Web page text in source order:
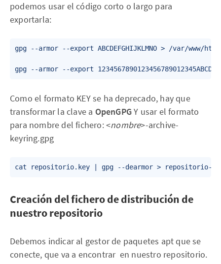
podemos usar el código corto o largo para
exportarla:
gpg --armor --export ABCDEFGHIJKLMNO > /var/
‌Como el formato KEY se ha deprecado, hay que
transformar la clave a OpenGPGY usar el formato
para nombre del fichero: <nombre>-archive-
keyring.gpg
cat repositorio.key | gpg --dearmor > repositorio-
Creación del fichero de distribución de
nuestro repositorio
Debemos indicar al gestor de paquetes apt que se
conecte, que va a encontrar en nuestro repositorio.